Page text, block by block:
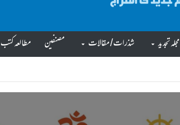
مجلہ تجدید شذرات/ مقالات مصنفین مطالعہ کتب